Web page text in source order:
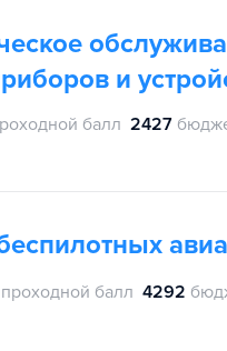
и
балл 2427
проходной балл 4292